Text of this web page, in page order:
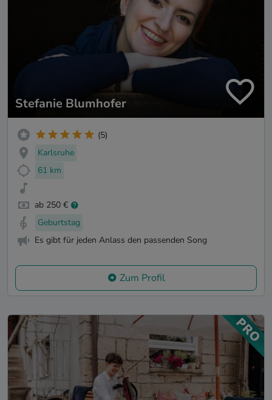
Stefanie Blumhofer
(5)
Karlsruhe
61 km
ab 250 €
Geburtstag
Es gibt für jeden Anlass den passenden Song
Zum Profil